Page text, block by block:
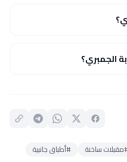
ساخنة #أطباق جانبية